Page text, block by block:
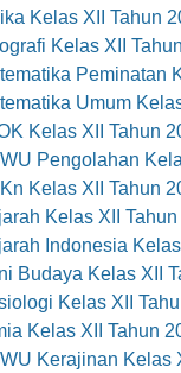
Kelas XII Tahun
Kelas XII
Peminatan
Umum
Kelas XII Tahun
Pengolahan
Kelas XII Tahun
Kelas XII
Indonesia
Budaya Kelas XII
Kelas XII
Kelas XII Tahun
Kerajinan Kelas